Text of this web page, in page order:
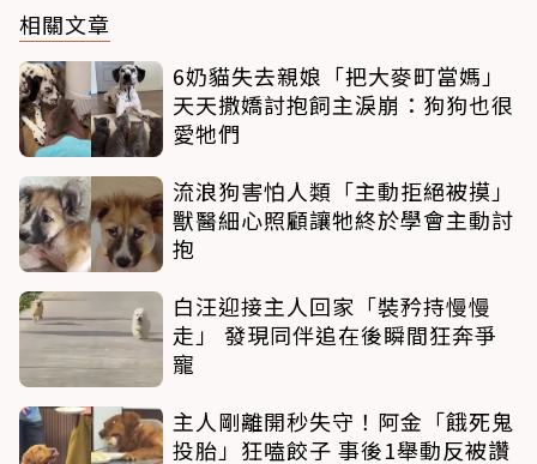
相關文章
6奶貓失去親娘「把大麥町當媽」
天天撒嬌討抱飼主淚崩：狗狗也很
愛牠們
流浪狗害怕人類「主動拒絕被摸」
獸醫細心照顧讓牠終於學會主動討
抱
白汪迎接主人回家「裝矜持慢慢
走」 發現同伴追在後瞬間狂奔爭
寵
主人剛離開秒失守！阿金「餓死鬼
投胎」狂嗑餃子 事後1舉動反被讚